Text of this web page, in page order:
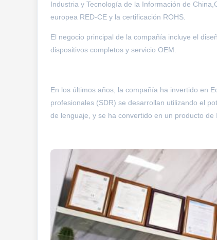
Industria y Tecnología de la Información de
europea RED-CE y la certificación ROHS.
El negocio principal de la compañía incluye el
dispositivos completos y servicio OEM.
En los últimos años, la compañía ha invertido en
profesionales (SDR) se desarrollan utilizando el
de lenguaje, y se ha convertido en un producto